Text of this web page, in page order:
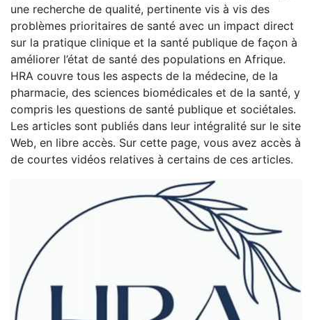
une recherche de qualité, pertinente vis à vis des
problèmes prioritaires de santé avec un impact direct
sur la pratique clinique et la santé publique de façon à
améliorer l’état de santé des populations en Afrique.
HRA couvre tous les aspects de la médecine, de la
pharmacie, des sciences biomédicales et de la santé, y
compris les questions de santé publique et sociétales.
Les articles sont publiés dans leur intégralité sur le site
Web, en libre accès. Sur cette page, vous avez accès à
de courtes vidéos relatives à certains de ces articles.